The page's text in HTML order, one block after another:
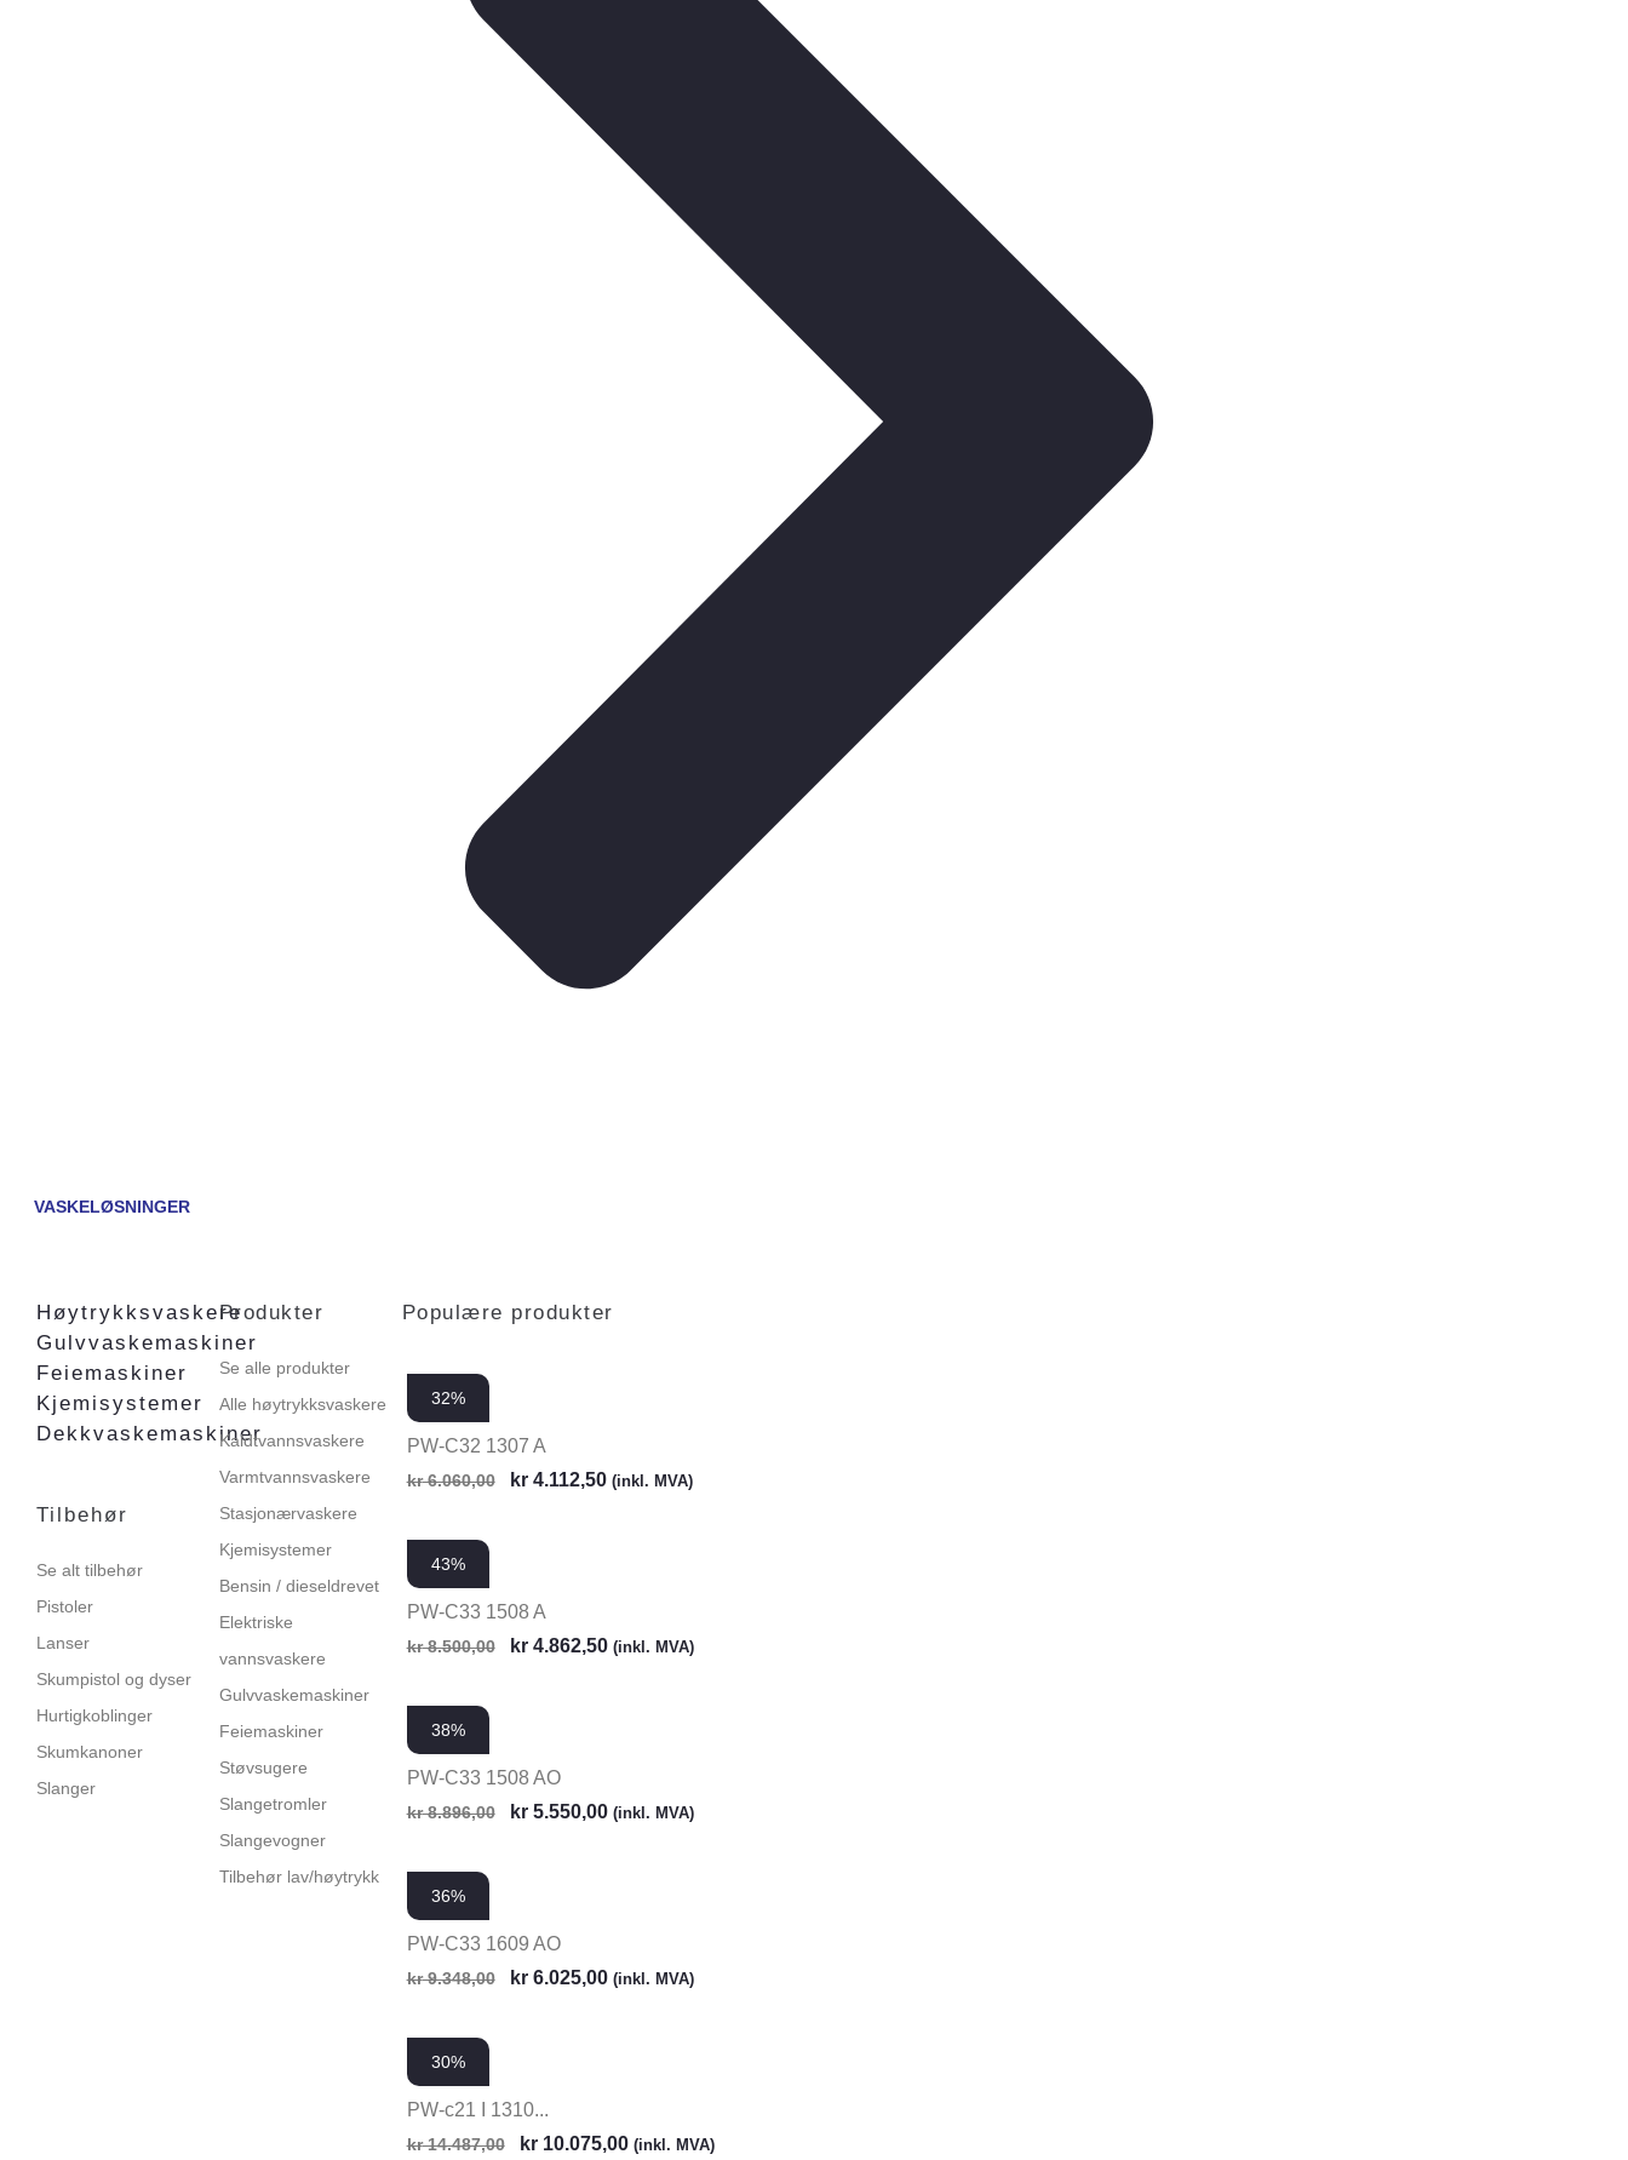
VASKELØSNINGER
Høytrykksvaskere
Gulvvaskemaskiner
Feiemaskiner
Kjemisystemer
Dekkvaskemaskiner
Tilbehør
Se alt tilbehør
Pistoler
Lanser
Skumpistol og dyser
Hurtigkoblinger
Skumkanoner
Slanger
Produkter
Se alle produkter
Alle høytrykksvaskere
Kaldtvannsvaskere
Varmtvannsvaskere
Stasjonærvaskere
Kjemisystemer
Bensin / dieseldrevet
Elektriske
vannsvaskere
Gulvvaskemaskiner
Feiemaskiner
Støvsugere
Slangetromler
Slangevogner
Tilbehør lav/høytrykk
Populære produkter
32%
PW-C32 1307 A
kr6.060,00 kr4.112,50 (inkl. MVA)
43%
PW-C33 1508 A
kr8.500,00 kr4.862,50 (inkl. MVA)
38%
PW-C33 1508 AO
kr8.896,00 kr5.550,00 (inkl. MVA)
36%
PW-C33 1609 AO
kr9.348,00 kr6.025,00 (inkl. MVA)
30%
PW-c21 I 1310...
kr14.487,00 kr10.075,00 (inkl. MVA)